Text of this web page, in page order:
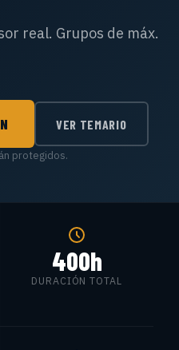
real. Grupos de máx.
VER TEMARIO
protegidos.
400h
DURACIÓN TOTAL